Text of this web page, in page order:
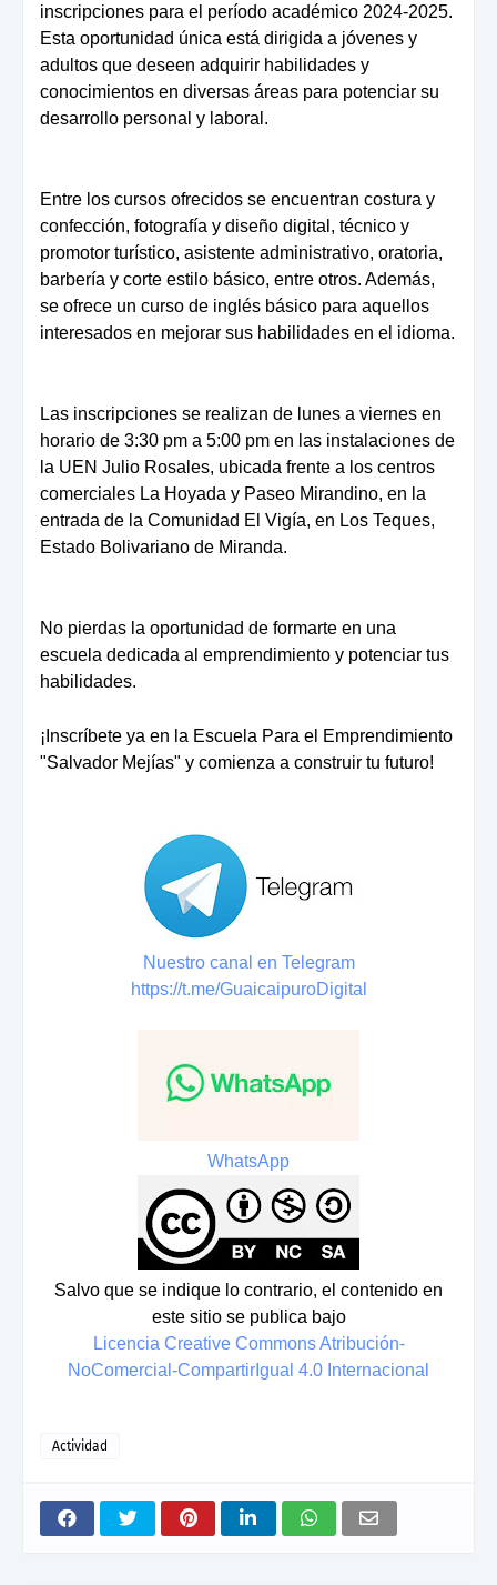
inscripciones para el período académico 2024-2025.
Esta oportunidad única está dirigida a jóvenes y
adultos que deseen adquirir habilidades y
conocimientos en diversas áreas para potenciar su
desarrollo personal y laboral.
Entre los cursos ofrecidos se encuentran costura y
confección, fotografía y diseño digital, técnico y
promotor turístico, asistente administrativo, oratoria,
barbería y corte estilo básico, entre otros. Además,
se ofrece un curso de inglés básico para aquellos
interesados en mejorar sus habilidades en el idioma.
Las inscripciones se realizan de lunes a viernes en
horario de 3:30 pm a 5:00 pm en las instalaciones de
la UEN Julio Rosales, ubicada frente a los centros
comerciales La Hoyada y Paseo Mirandino, en la
entrada de la Comunidad El Vigía, en Los Teques,
Estado Bolivariano de Miranda.
No pierdas la oportunidad de formarte en una
escuela dedicada al emprendimiento y potenciar tus
habilidades.
¡Inscríbete ya en la Escuela Para el Emprendimiento
"Salvador Mejías" y comienza a construir tu futuro!
Nuestro canal en Telegram
https://t.me/GuaicaipuroDigital
WhatsApp
Salvo que se indique lo contrario, el contenido en
este sitio se publica bajo
Licencia Creative Commons Atribución-
NoComercial-CompartirIgual 4.0 Internacional
Actividad